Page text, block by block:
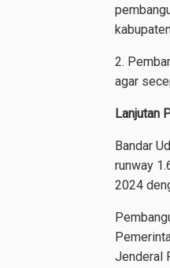
2.
agar
Lanjutan
Bandar
runway
2024
Jenderal